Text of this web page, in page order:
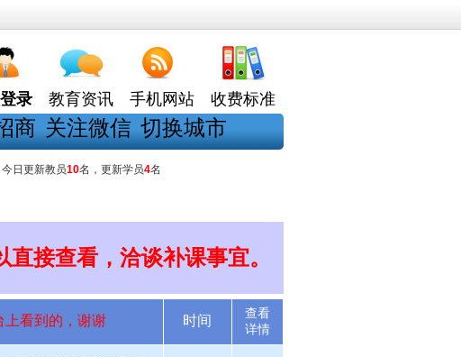
录 教育资讯 手机网站 收费标准
商 关注微信 切换城市
日更新教员10名，更新学员4名
接查看，洽谈补课事宜。
上看到的，谢谢 时间
查看
详情